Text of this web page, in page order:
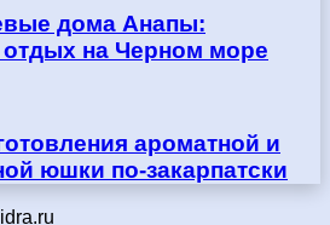
дома Анапы:
на Черном море
ароматной и
юшки по-закарпатски